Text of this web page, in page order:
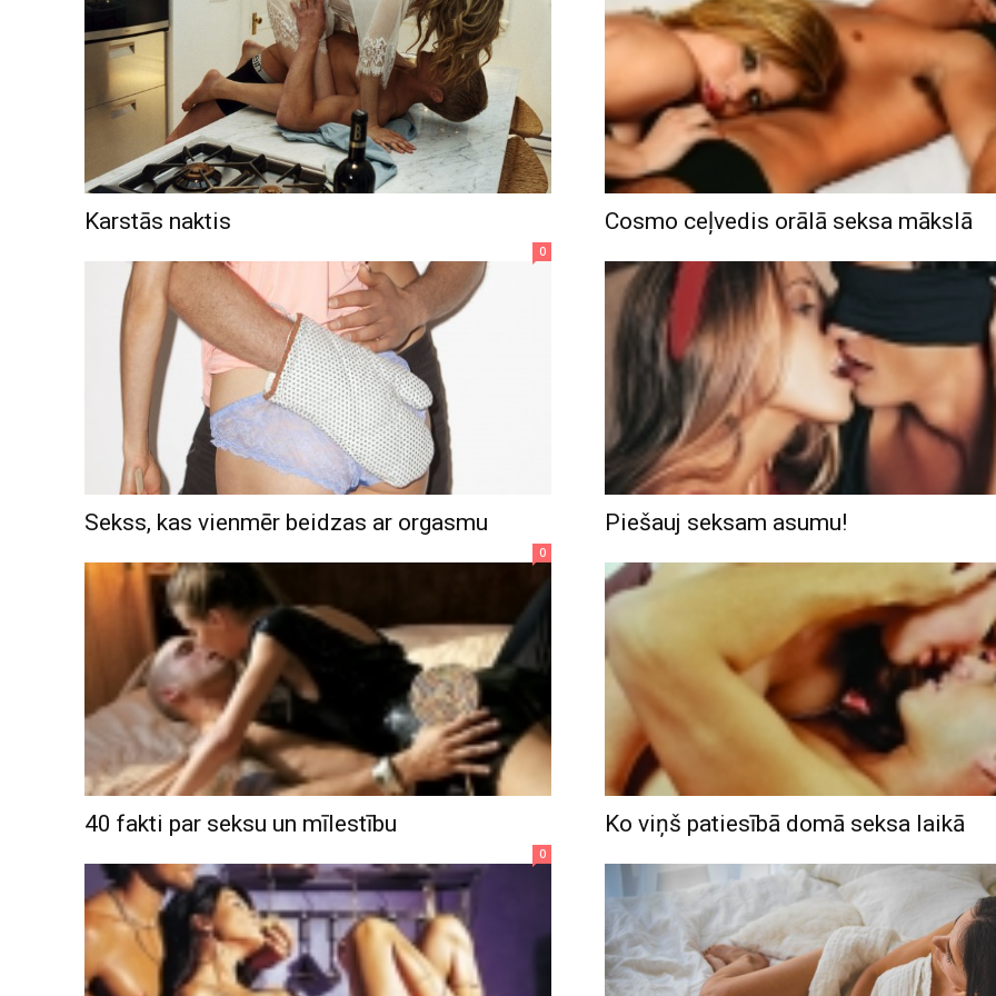
Karstās naktis
0
Cosmo ceļvedis orālā seksa mākslā
Sekss, kas vienmēr beidzas ar orgasmu
0
Piešauj seksam asumu!
40 fakti par seksu un mīlestību
0
Ko viņš patiesībā domā seksa laikā